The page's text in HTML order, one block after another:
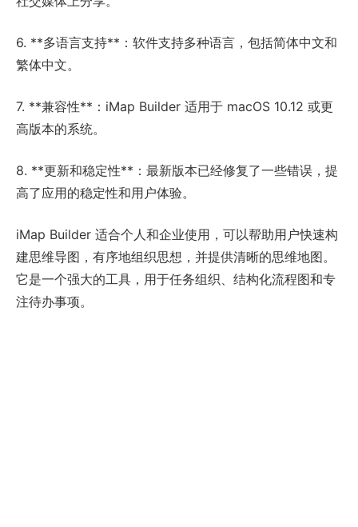
6. **多语言支持**：软件支持多种语言，包括简体中文和
繁体中文。
7. **兼容性**：iMap Builder 适用于 macOS 10.12 或更
高版本的系统。
8. **更新和稳定性**：最新版本已经修复了一些错误，提
高了应用的稳定性和用户体验。
iMap Builder 适合个人和企业使用，可以帮助用户快速构
建思维导图，有序地组织思想，并提供清晰的思维地图。
它是一个强大的工具，用于任务组织、结构化流程图和专
注待办事项。